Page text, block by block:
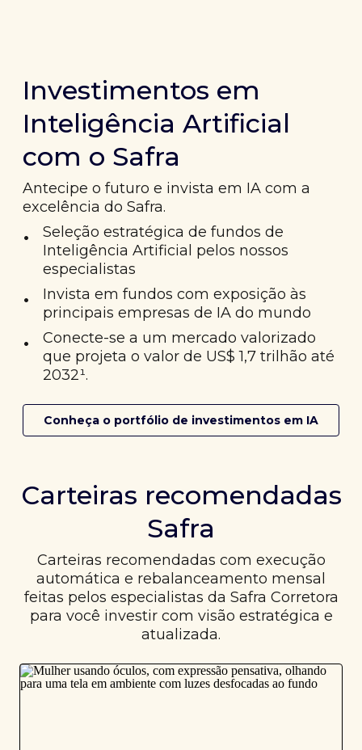
Investimentos em
Inteligência Artificial
com o Safra
Antecipe o futuro e invista em IA com a
excelência do Safra.
•
Seleção estratégica de fundos de
Inteligência Artificial pelos nossos
especialistas
•
Invista em fundos com exposição às
principais empresas de IA do mundo
•
Conecte-se a um mercado valorizado
que projeta o valor de US$ 1,7 trilhão até
2032¹.
Conheça o portfólio de investimentos em IA
Carteiras recomendadas
Safra
Carteiras recomendadas com execução
automática e rebalanceamento mensal
feitas pelos especialistas da Safra Corretora
para você investir com visão estratégica e
atualizada.